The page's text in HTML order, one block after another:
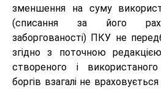
зменшення на суму
(списання за його
заборгованості) ПКУ не
згідно з поточною
створеного і
боргів взагалі не